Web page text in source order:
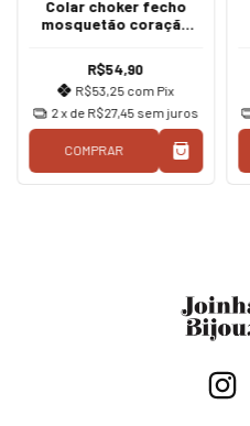
Colar choker fecho
mosquetão coração
R$54,90
R$53,25 com Pix
2x de R$27,45 sem juros
COMPRAR